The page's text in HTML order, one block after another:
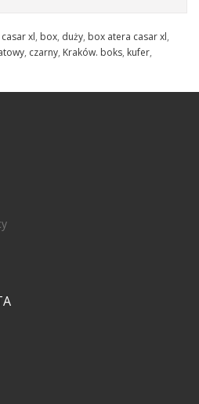
casar xl, box, duży, box atera casar xl,
, czarny, Kraków. boks, kufer,